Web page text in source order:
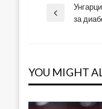
Previousза
YOU MIGHT